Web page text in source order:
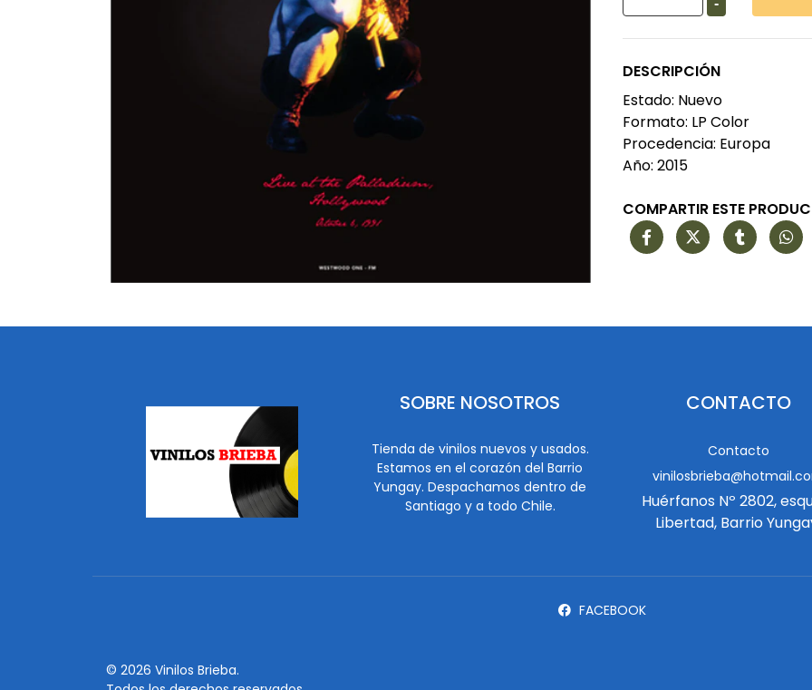
-
DESCRIPCIÓN
Estado: Nuevo
Formato: LP Color
Procedencia: Europa
Año: 2015
COMPARTIR ESTE
SOBRE NOSOTROS
Tienda de vinilos nuevos y usados.
Estamos en el corazón del Barrio
Yungay. Despachamos dentro de
Santiago y a todo Chile.
CONTACTO
Contacto
Huérfanos Nº 2802,
Libertad, Barrio
FACEBOOK
© 2026 Vinilos Brieba.